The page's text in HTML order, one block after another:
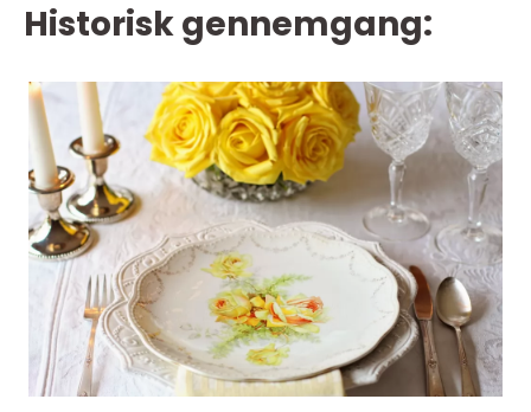
Historisk gennemgang: